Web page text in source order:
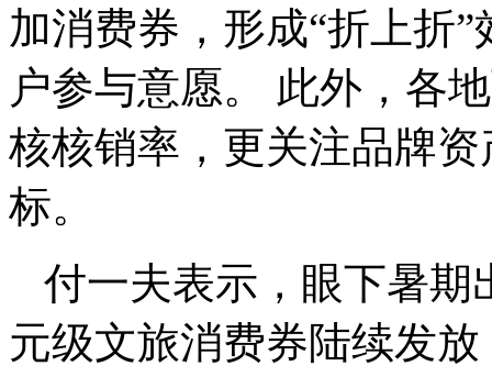
加消费券，形成“折上折
户参与意愿。 此外，各
核核销率，更关注品牌
标。
付一夫表示，眼下暑期
元级文旅消费券陆续发